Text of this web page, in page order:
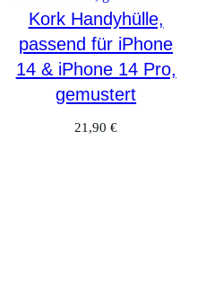
Kork Handyhülle,
passend für iPhone
14 & iPhone 14 Pro,
gemustert
21,90€